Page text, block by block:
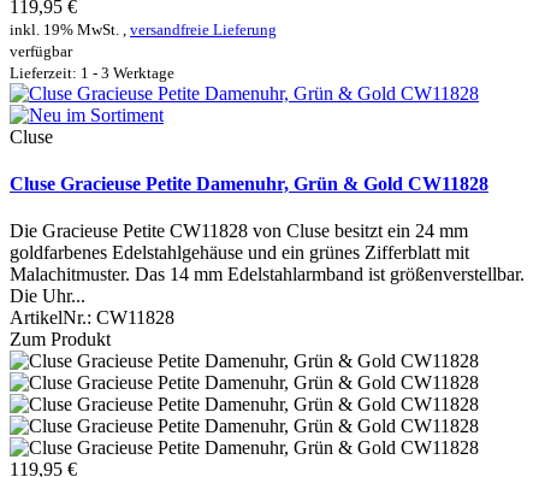
119,95 €
inkl. 19% MwSt. , versandfreie Lieferung
verfügbar
Lieferzeit: 1 - 3 Werktage
Cluse
Cluse Gracieuse Petite Damenuhr, Grün & Gold CW11828
Die Gracieuse Petite CW11828 von Cluse besitzt ein 24 mm
goldfarbenes Edelstahlgehäuse und ein grünes Zifferblatt mit
Malachitmuster. Das 14 mm Edelstahlarmband ist größenverstellbar.
Die Uhr...
ArtikelNr.: CW11828
Zum Produkt
119,95 €